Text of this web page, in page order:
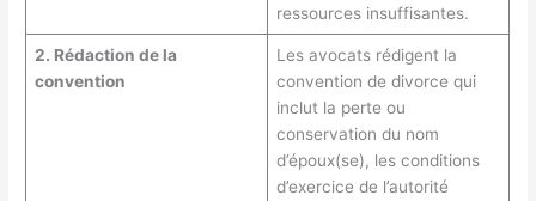
ressources insuffisantes.
2. Rédaction de la
convention
Les avocats rédigent la
convention de divorce qui
inclut la perte ou
conservation du nom
d’époux(se), les conditions
d’exercice de l’autorité